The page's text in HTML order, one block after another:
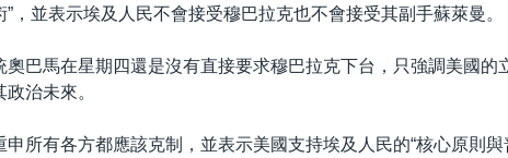
”，並表示埃及人民不會接受穆巴拉克也不會接受其副手蘇萊曼。
奧巴馬在星期四還是沒有直接要求穆巴拉克下台，只強調美國的
治未來。
申所有各方都應該克制，並表示美國支持埃及人民的“核心原則與